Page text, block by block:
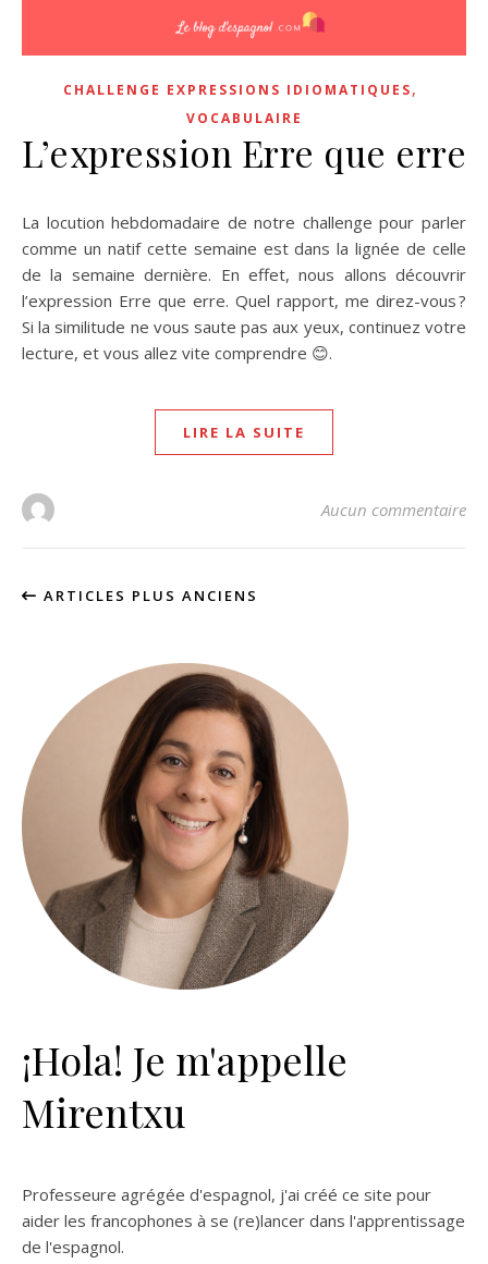
CHALLENGE EXPRESSIONS IDIOMATIQUES,
VOCABULAIRE
L’expression Erre que erre
La locution hebdomadaire de notre challenge pour parler
comme un natif cette semaine est dans la lignée de celle
de la semaine dernière. En effet, nous allons découvrir
l’expression Erre que erre. Quel rapport, me direz-vous ?
Si la similitude ne vous saute pas aux yeux, continuez votre
lecture, et vous allez vite comprendre 😊.
LIRE LA SUITE
Aucun commentaire
ARTICLES PLUS ANCIENS
¡Hola! Je m'appelle
Mirentxu
Professeure agrégée d'espagnol, j'ai créé ce site pour
aider les francophones à se (re)lancer dans l'apprentissage
de l'espagnol.